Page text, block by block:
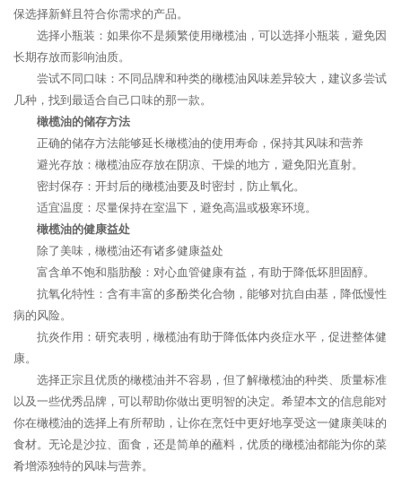
保选择新鲜且符合你需求的产品。
选择小瓶装：如果你不是频繁使用橄榄油，可以选择小瓶装，避免因
长期存放而影响油质。
尝试不同口味：不同品牌和种类的橄榄油风味差异较大，建议多尝试
几种，找到最适合自己口味的那一款。
橄榄油的储存方法
正确的储存方法能够延长橄榄油的使用寿命，保持其风味和营养
避光存放：橄榄油应存放在阴凉、干燥的地方，避免阳光直射。
密封保存：开封后的橄榄油要及时密封，防止氧化。
适宜温度：尽量保持在室温下，避免高温或极寒环境。
橄榄油的健康益处
除了美味，橄榄油还有诸多健康益处
富含单不饱和脂肪酸：对心血管健康有益，有助于降低坏胆固醇。
抗氧化特性：含有丰富的多酚类化合物，能够对抗自由基，降低慢性
病的风险。
抗炎作用：研究表明，橄榄油有助于降低体内炎症水平，促进整体健
康。
选择正宗且优质的橄榄油并不容易，但了解橄榄油的种类、质量标准
以及一些优秀品牌，可以帮助你做出更明智的决定。希望本文的信息能对
你在橄榄油的选择上有所帮助，让你在烹饪中更好地享受这一健康美味的
食材。无论是沙拉、面食，还是简单的蘸料，优质的橄榄油都能为你的菜
肴增添独特的风味与营养。